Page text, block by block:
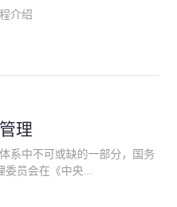
技保险等）；（三）传统财产
随着业务的开展，华西经纪会
险经纪服务。
介绍
理
系中不可或缺的一部分，国务
员会在《中央...